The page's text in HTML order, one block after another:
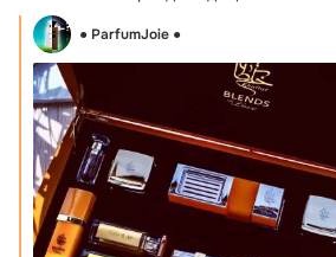
● ParfumJoie ●